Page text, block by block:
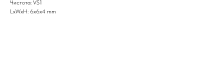
Чистота: VS1
LxWxH: 6x6x4 mm